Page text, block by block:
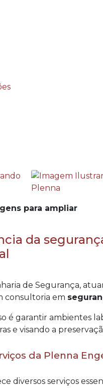
para ampliar
da
de Segurança,
consultoria em
é garantir ambientes
e visando a
da Plenna
diversos serviços